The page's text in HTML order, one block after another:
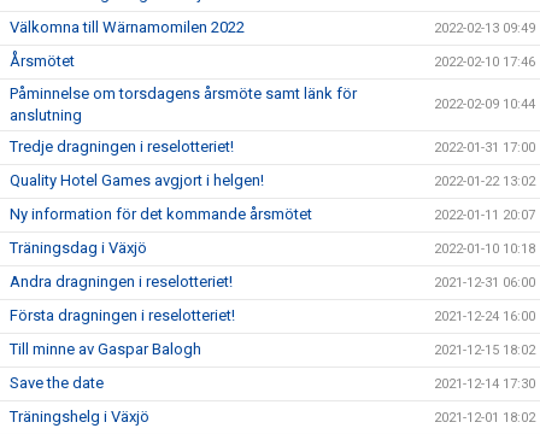
Välkomna till Wärnamomilen 2022 2022-02-13 09:49
Årsmötet 2022-02-10 17:46
Påminnelse om torsdagens årsmöte samt länk för
anslutning
2022-02-09 10:44
Tredje dragningen i reselotteriet! 2022-01-31 17:00
Quality Hotel Games avgjort i helgen! 2022-01-22 13:02
Ny information för det kommande årsmötet 2022-01-11 20:07
Träningsdag i Växjö 2022-01-10 10:18
Andra dragningen i reselotteriet! 2021-12-31 06:00
Första dragningen i reselotteriet! 2021-12-24 16:00
Till minne av Gaspar Balogh 2021-12-15 18:02
Save the date 2021-12-14 17:30
Träningshelg i Växjö 2021-12-01 18:02